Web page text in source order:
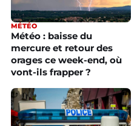
MÉTÉO
Météo : baisse du
mercure et retour des
orages ce week-end, où
vont-ils frapper ?